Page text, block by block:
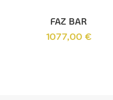
Ajouter Au
FAZ BAR
1077,00 €